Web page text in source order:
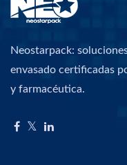
Neostarpack:
envasado certificadas
y farmacéutica.